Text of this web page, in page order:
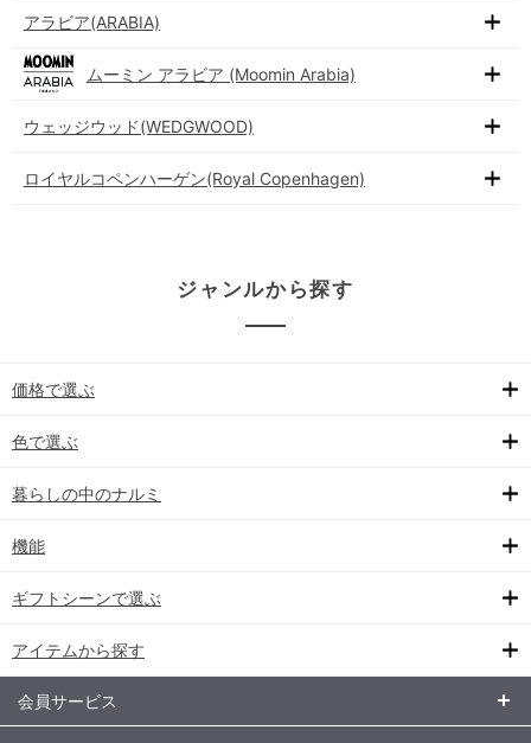
アラビア(ARABIA)
ムーミン アラビア (Moomin Arabia)
ウェッジウッド(WEDGWOOD)
ロイヤルコペンハーゲン(Royal Copenhagen)
ジャンルから探す
価格で選ぶ
色で選ぶ
暮らしの中のナルミ
機能
ギフトシーンで選ぶ
アイテムから探す
会員サービス